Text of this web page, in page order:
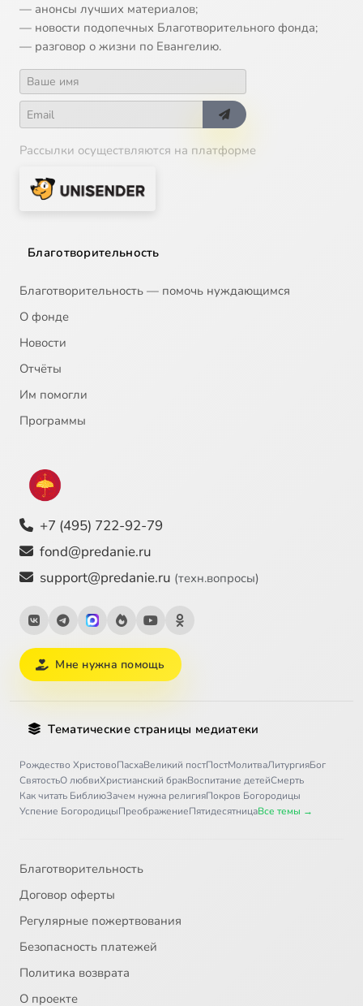
— анонсы лучших материалов;
— новости подопечных Благотворительного фонда;
— разговор о жизни по Евангелию.
Рассылки осуществляются на платформе
Благотворительность
Благотворительность — помочь нуждающимся
О фонде
Новости
Отчёты
Им помогли
Программы
+7 (495) 722-92-79
fond@predanie.ru
support@predanie.ru (техн.вопросы)
Мне нужна помощь
Тематические страницы медиатеки
Рождество ХристовоПасхаВеликий постПостМолитваЛитургияБог
СвятостьО любвиХристианский бракВоспитание детейСмерть
Как читать БиблиюЗачем нужна религияПокров Богородицы
Успение БогородицыПреображениеПятидесятницаВсе темы →
Благотворительность
Договор оферты
Регулярные пожертвования
Безопасность платежей
Политика возврата
О проекте